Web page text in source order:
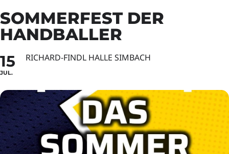
SOMMERFEST DER
HANDBALLER
15
JUL.
RICHARD-FINDL HALLE SIMBACH